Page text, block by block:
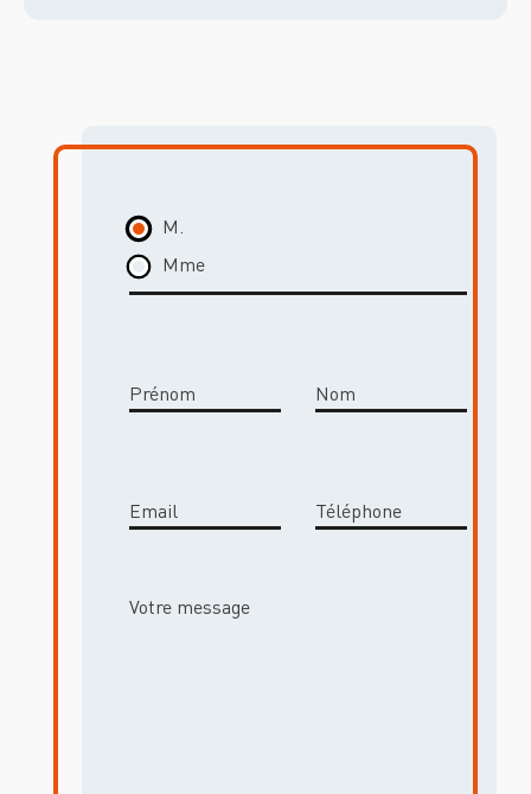
M.
Mme
Prénom Nom
Email Téléphone
Votre message